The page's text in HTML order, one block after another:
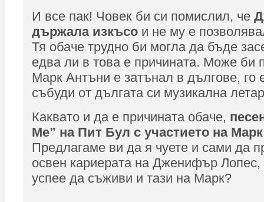
И все пак! Човек би си помислил, че
държала изкъсо и не му е
Тя обаче трудно би могла да бъде
едва ли в това е причината. Може би
Марк Антъни е затънал в дългове, го
събуди от дългата си музикална
Каквато и да е причината обаче,
Me” на Пит Бул с участието на
Предлагаме ви да я чуете и сами да
освен кариерата на Дженифър
успее да съживи и тази на Марк?